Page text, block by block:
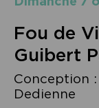
Fou de
Guibert
Conception
Dedienne